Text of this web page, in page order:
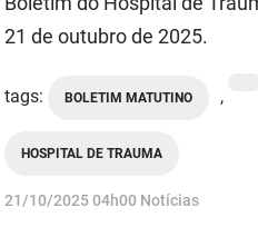
21 de outubro de 2025.
tags: BOLETIM MATUTINO ,
HOSPITAL DE TRAUMA
publicado
21/10/202504h00 Notícias